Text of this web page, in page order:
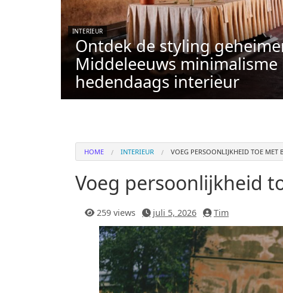
INTERIEUR
Ontdek de styling
Middeleeuws minimalisme
hedendaags interieur
HOME INTERIEUR VOEG PERSOONLIJKHEID TOE MET
Voeg persoonlijkheid
259 views juli 5, 2026 Tim